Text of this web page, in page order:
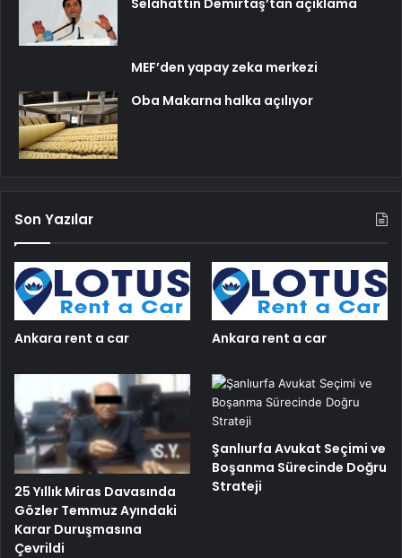
MEF’den yapay zeka merkezi
Oba Makarna halka açılıyor
Son Yazılar
Ankara rent a car Ankara rent a car
25 Yıllık Miras Davasında
Gözler Temmuz Ayındaki
Karar Duruşmasına
Çevrildi
Şanlıurfa Avukat Seçimi ve
Boşanma Sürecinde Doğru
Strateji